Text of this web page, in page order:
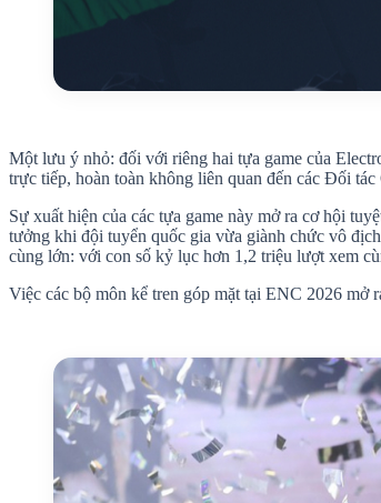
Một lưu ý nhỏ: đối với riêng hai tựa game của
trực tiếp, hoàn toàn không liên quan đến các Đối
Sự xuất hiện của các tựa game này mở ra cơ hội
tưởng khi đội tuyển quốc gia vừa giành chức vô
cùng lớn: với con số kỷ lục hơn 1,2 triệu lượt xem
Việc các bộ môn kể tren góp mặt tại ENC 2026 mở